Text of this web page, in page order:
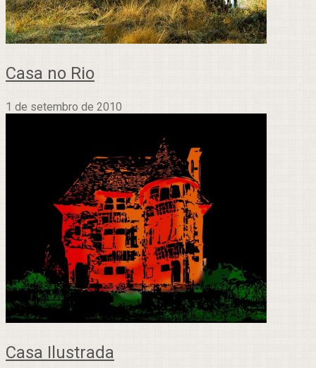
Casa no Rio
1 de setembro de 2010
Casa Ilustrada